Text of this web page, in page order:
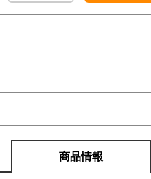
商品情報